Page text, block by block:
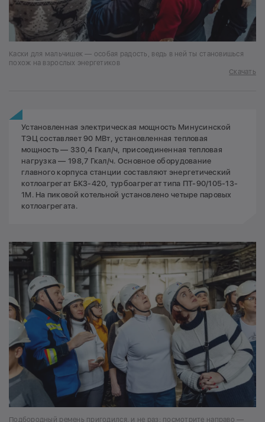
Каски для мальчишек — особая радость, ведь в ней ты становишься
похож на взрослых энергетиков
Скачать
Установленная электрическая мощность Минусинской
ТЭЦ составляет 90 МВт, установленная тепловая
мощность — 330,4 Гкал/ч, присоединенная тепловая
нагрузка — 198,7 Гкал/ч. Основное оборудование
главного корпуса станции составляют энергетический
котлоагрегат БКЗ-420, турбоагрегат типа ПТ-90/105-13-
1М. На пиковой котельной установлено четыре паровых
котлоагрегата.
Подбородный ремень пригодился, и не раз: посмотрите направо —